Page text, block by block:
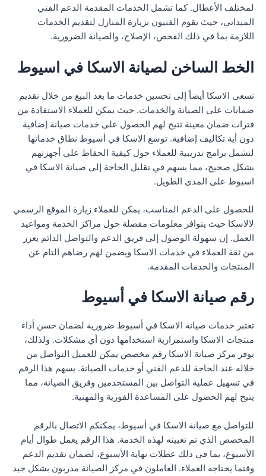
لمختلف الأعطال. كما تشمل الخدمات المقدمة الدعم الفني
الميداني، حيث يقوم الفنيون بزيارة المنازل لتقديم الخدمات
اللازمة بما في ذلك الفحص، الإصلاح، والصيانة الضرورية.
الخط الساخن لصيانة الاسكا في اسيوط
تسعى الاسكا أيضاً إلى تحسين خدمات ما بعد البيع من خلال تقديم
ضمانات على الصيانة والخدمات. حيث يمكن للعملاء الاستفادة من
فترات ضمان معينة تتيح لهم الحصول على خدمات صيانة إضافية
دون أية تكاليف إضافية. توسع الاسكا في أسيوط نطاق خدماتها
لتشمل برامج تدريبية للعملاء حول كيفية الحفاظ على أجهزتهم
بشكل صحيح، مما يسهم في تقليل الحاجة إلى صيانة الاسكا في
اسيوط على المدى الطويل.
للحصول على الدعم المناسب، يمكن للعملاء زيارة الموقع الرسمي
لالاسكا حيث يتوافر معلومات مفصلة حول مراكز الخدمة ومواعيد
العمل. إن سهولة الوصول إلى فريق الدعم والتواصل الدائم يعزز
من ثقة العملاء في خدمات الاسكا ويضمن لهم رضاهم التام عن
المنتجات والخدمات المقدمة.
رقم صيانة الاسكا في أسيوط
تعتبر خدمات صيانة الاسكا في أسيوط ضرورية لضمان حسن أداء
منتجات الاسكا واستمرارية استخدامها دون أي مشكلات. ولذلك،
يوفر مركز صيانة الاسكا رقم مخصص يمكن للعميل التواصل من
خلاله عند الحاجة للدعم الفني أو خدمات الصيانة. يسهم هذا الرقم
في تسهيل عملية التواصل بين المستخدمين وفريق الصيانة، مما
يتيح لهم الحصول على المساعدة الفورية والمهنية.
للتواصل مع صيانة الاسكا في أسيوط، يمكنكم الاتصال بالرقم
المخصص الذي تم تعيينه لهذه الخدمة. هذا الرقم يعمل طوال أيام
الأسبوع، بما في ذلك عطلات نهاية الأسبوع، لضمان تقديم الدعم
وقتما يحتاجه العملاء. العاملون في مركز الصيانة مدربون بشكل جيد